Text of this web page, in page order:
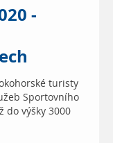
-
turisty
Sportovního
do výšky 3000